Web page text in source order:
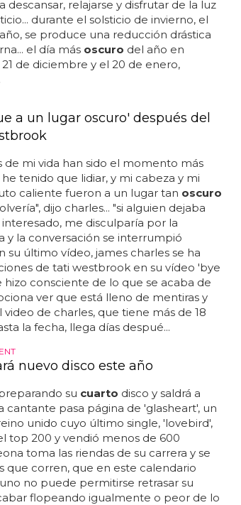
descansar, relajarse y disfrutar de la luz
durante el solsticio de invierno, el
se produce una reducción drástica
el día más oscuro del año en
de diciembre y el 20 de enero,
a un lugar oscuro' después del
de mi vida han sido el momento más
tenido que lidiar, y mi cabeza y mi
caliente fueron a un lugar tan oscuro
dijo charles... "si alguien dejaba
me disculparía por la
y la conversación se interrumpió
su último vídeo, james charles se ha
de tati westbrook en su vídeo 'bye
hizo consciente de lo que se acaba de
ver que está lleno de mentiras y
video de charles, que tiene más de 18
la fecha, llega días despué...
nuevo disco este año
su cuarto disco y saldrá a
cantante pasa página de 'glasheart', un
unido cuyo último single, 'lovebird',
top 200 y vendió menos de 600
toma las riendas de su carrera y se
que corren, que en este calendario
no puede permitirse retrasar su
flopeando igualmente o peor de lo